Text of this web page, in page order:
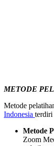
METODE
Metode
Indonesia terdiri
Metode
Zoom